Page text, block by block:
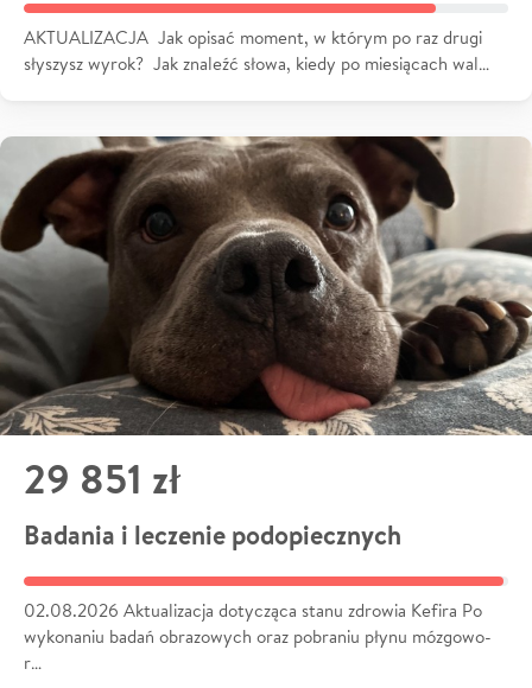
AKTUALIZACJA Jak opisać moment, w którym po raz drugi
słyszysz wyrok? Jak znaleźć słowa, kiedy po miesiącach wal…
29 851 zł
Badania i leczenie podopiecznych
02.08.2026 Aktualizacja dotycząca stanu zdrowia Kefira Po
wykonaniu badań obrazowych oraz pobraniu płynu mózgowo-
r…